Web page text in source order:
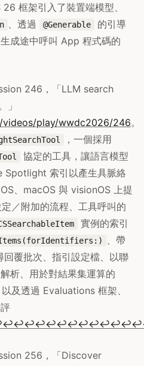
26 框架引入了裝置端模型、
、透過 @Generable
的引導
成途中呼叫 App 程式碼的
246，「LLM search
」
videos/play/wwdc2026/246。
，一個採用
協定的工具，讓語言模型
Spotlight 索引以產生具脈絡
、macOS 與 visionOS 上提
／附加的流程、工具呼叫的
實例的索引
、帶
回覆批次、指引設定檔、以聯
析、用於對結果集運算的
及透過 Evaluations 框架、
↩↩↩↩↩↩↩↩↩↩↩↩↩
256，「Discover